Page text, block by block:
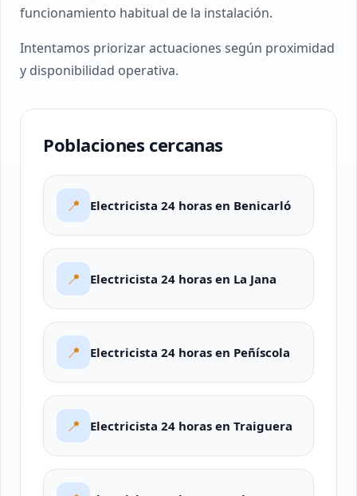
funcionamiento habitual de la instalación.
Intentamos priorizar actuaciones según proximidad
y disponibilidad operativa.
Poblaciones cercanas
📍 Electricista 24 horas en Benicarló
📍 Electricista 24 horas en La Jana
📍 Electricista 24 horas en Peñíscola
📍 Electricista 24 horas en Traiguera